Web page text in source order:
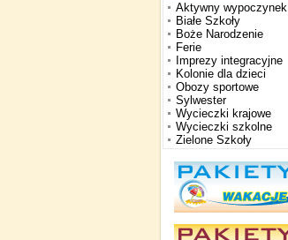
Aktywny wypoczynek
Białe Szkoły
Boże Narodzenie
Ferie
Imprezy integracyjne
Kolonie dla dzieci
Obozy sportowe
Sylwester
Wycieczki krajowe
Wycieczki szkolne
Zielone Szkoły